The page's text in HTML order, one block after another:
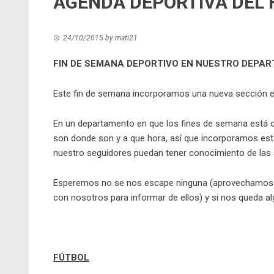
24/10/2015 by mati21
FIN DE SEMANA DEPORTIVO EN NUESTRO
Este fin de semana incorporamos una nueva sección
En un departamento en que los fines de semana
son donde son y a que hora, así que incorporamos
nuestro seguidores puedan tener conocimiento de las
Esperemos no se nos escape ninguna
con nosotros para informar de ellos) y si nos queda
FÚTBOL